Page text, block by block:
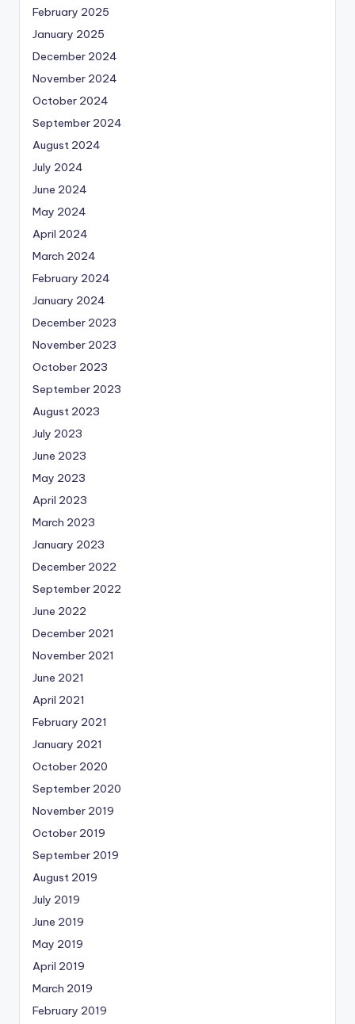
February 2025
January 2025
December 2024
November 2024
October 2024
September 2024
August 2024
July 2024
June 2024
May 2024
April 2024
March 2024
February 2024
January 2024
December 2023
November 2023
October 2023
September 2023
August 2023
July 2023
June 2023
May 2023
April 2023
March 2023
January 2023
December 2022
September 2022
June 2022
December 2021
November 2021
June 2021
April 2021
February 2021
January 2021
October 2020
September 2020
November 2019
October 2019
September 2019
August 2019
July 2019
June 2019
May 2019
April 2019
March 2019
February 2019